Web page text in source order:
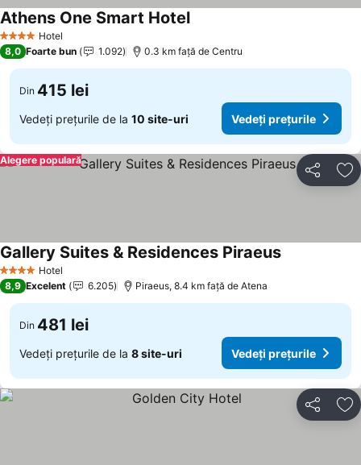
4 Stele Hotel
Athens One Smart Hotel
8,0 Foarte bun 1.092 0.3 km faţă de Centru
Din 415 lei
Vedeți prețurile de la 10 site-uri Vedeți prețurile
Distribuiți
Alegere populară
4 Stele Hotel
Gallery Suites & Residences Piraeus
8,9 Excelent 6.205 Piraeus, 8.4 km faţă de Atena
Din 481 lei
Vedeți prețurile de la 8 site-uri Vedeți prețurile
Distribuiți